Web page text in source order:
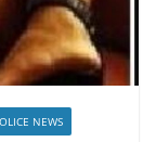
NEWS